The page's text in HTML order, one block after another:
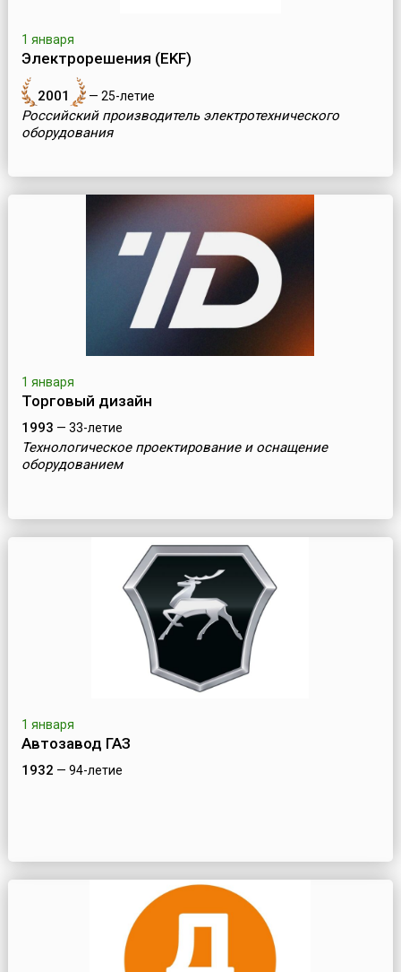
1 января
Электрорешения (EKF)
2001 — 25-летие
Российский производитель электротехнического
оборудования
1 января
Торговый дизайн
1993 — 33-летие
Технологическое проектирование и оснащение
оборудованием
1 января
Автозавод ГАЗ
1932 — 94-летие